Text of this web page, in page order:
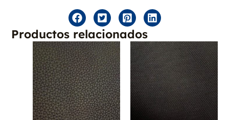
Productos relacionados